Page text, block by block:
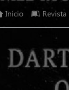
Início Revista